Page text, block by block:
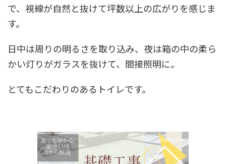
で、視線が自然と抜けて坪数以上の広がりを感じま
す。
日中は周りの明るさを取り込み、夜は箱の中の柔ら
かい灯りがガラスを抜けて、間接照明に。
とてもこだわりのあるトイレです。